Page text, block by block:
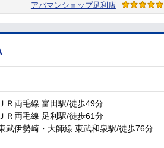
アパマンショップ足利店
ＪＲ両毛線 富田駅/徒歩49分
ＪＲ両毛線 足利駅/徒歩61分
武伊勢崎・大師線 東武和泉駅/徒歩76分